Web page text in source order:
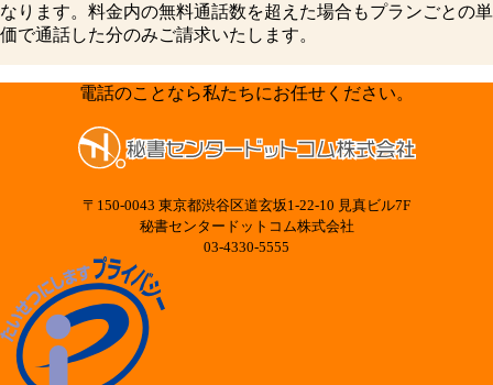
なります。料金内の無料通話数を超えた場合もプランごとの単
価で通話した分のみご請求いたします。
電話のことなら私たちにお任せください。
〒150-0043 東京都渋谷区道玄坂1-22-10 見真ビル7F
秘書センタードットコム株式会社
03-4330-5555